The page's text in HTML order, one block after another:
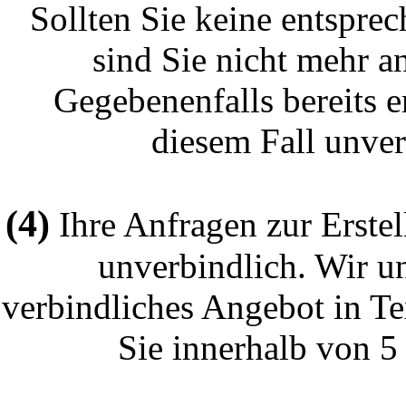
Sollten Sie keine
sind Sie nicht mehr
Gegebenenfalls bereits
diesem Fall
(4) Ihre Anfragen zur
unverbindlich. Wir
verbindliches Angebot in
Sie innerhalb von 5